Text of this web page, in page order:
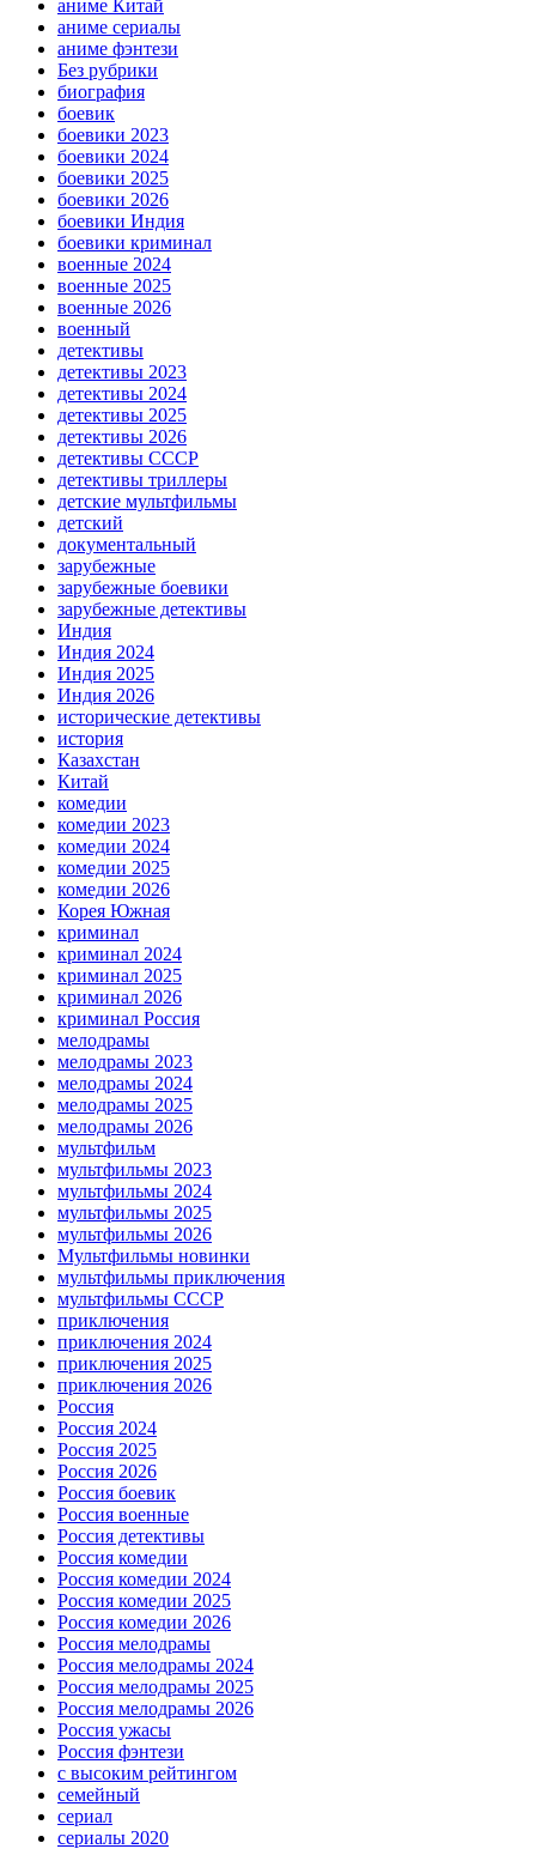
аниме Китай
аниме сериалы
аниме фэнтези
Без рубрики
биография
боевик
боевики 2023
боевики 2024
боевики 2025
боевики 2026
боевики Индия
боевики криминал
военные 2024
военные 2025
военные 2026
военный
детективы
детективы 2023
детективы 2024
детективы 2025
детективы 2026
детективы СССР
детективы триллеры
детские мультфильмы
детский
документальный
зарубежные
зарубежные боевики
зарубежные детективы
Индия
Индия 2024
Индия 2025
Индия 2026
исторические детективы
история
Казахстан
Китай
комедии
комедии 2023
комедии 2024
комедии 2025
комедии 2026
Корея Южная
криминал
криминал 2024
криминал 2025
криминал 2026
криминал Россия
мелодрамы
мелодрамы 2023
мелодрамы 2024
мелодрамы 2025
мелодрамы 2026
мультфильм
мультфильмы 2023
мультфильмы 2024
мультфильмы 2025
мультфильмы 2026
Мультфильмы новинки
мультфильмы приключения
мультфильмы СССР
приключения
приключения 2024
приключения 2025
приключения 2026
Россия
Россия 2024
Россия 2025
Россия 2026
Россия боевик
Россия военные
Россия детективы
Россия комедии
Россия комедии 2024
Россия комедии 2025
Россия комедии 2026
Россия мелодрамы
Россия мелодрамы 2024
Россия мелодрамы 2025
Россия мелодрамы 2026
Россия ужасы
Россия фэнтези
с высоким рейтингом
семейный
сериал
сериалы 2020